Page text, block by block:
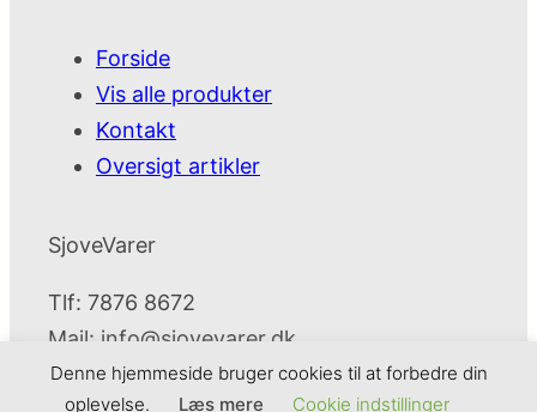
Forside
Vis alle produkter
Kontakt
Oversigt artikler
SjoveVarer
Tlf: 7876 8672
Mail: info@sjovevarer.dk
Denne hjemmeside bruger cookies til at forbedre din
oplevelse.
Læs mere Cookie indstillinger